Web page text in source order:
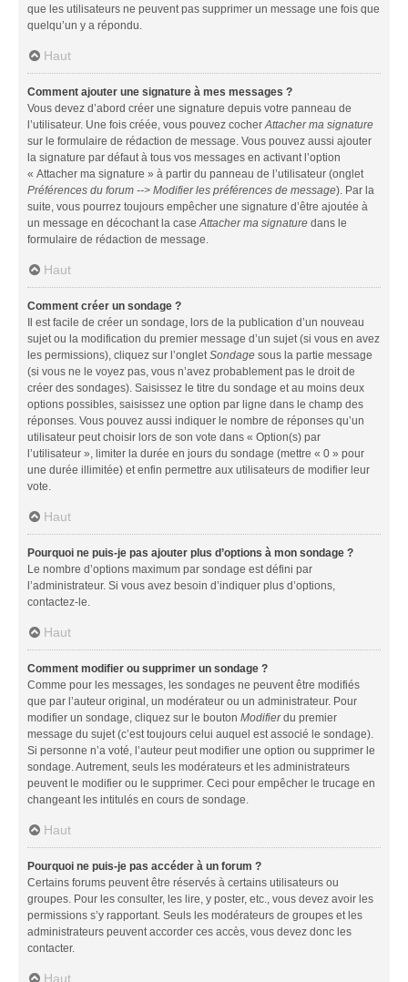
que les utilisateurs ne peuvent pas supprimer un message une fois que
quelqu’un y a répondu.
Haut
Comment ajouter une signature à mes messages ?
Vous devez d’abord créer une signature depuis votre panneau de
l’utilisateur. Une fois créée, vous pouvez cocherAttacher ma signature
sur le formulaire de rédaction de message. Vous pouvez aussi ajouter
la signature par défaut à tous vos messages en activant l’option
« Attacher ma signature » à partir du panneau de l’utilisateur (onglet
Préférences du forum --> Modifier les préférences de message). Par la
suite, vous pourrez toujours empêcher une signature d’être ajoutée à
un message en décochant la caseAttacher ma signature dans le
formulaire de rédaction de message.
Haut
Comment créer un sondage ?
Il est facile de créer un sondage, lors de la publication d’un nouveau
sujet ou la modification du premier message d’un sujet (si vous en avez
les permissions), cliquez sur l’ongletSondage sous la partie message
(si vous ne le voyez pas, vous n’avez probablement pas le droit de
créer des sondages). Saisissez le titre du sondage et au moins deux
options possibles, saisissez une option par ligne dans le champ des
réponses. Vous pouvez aussi indiquer le nombre de réponses qu’un
utilisateur peut choisir lors de son vote dans « Option(s) par
l’utilisateur », limiter la durée en jours du sondage (mettre « 0 » pour
une durée illimitée) et enfin permettre aux utilisateurs de modifier leur
vote.
Haut
Pourquoi ne puis-je pas ajouter plus d’options à mon sondage ?
Le nombre d’options maximum par sondage est défini par
l’administrateur. Si vous avez besoin d’indiquer plus d’options,
contactez-le.
Haut
Comment modifier ou supprimer un sondage ?
Comme pour les messages, les sondages ne peuvent être modifiés
que par l’auteur original, un modérateur ou un administrateur. Pour
modifier un sondage, cliquez sur le bouton Modifierdu premier
message du sujet (c’est toujours celui auquel est associé le sondage).
Si personne n’a voté, l’auteur peut modifier une option ou supprimer le
sondage. Autrement, seuls les modérateurs et les administrateurs
peuvent le modifier ou le supprimer. Ceci pour empêcher le trucage en
changeant les intitulés en cours de sondage.
Haut
Pourquoi ne puis-je pas accéder à un forum ?
Certains forums peuvent être réservés à certains utilisateurs ou
groupes. Pour les consulter, les lire, y poster, etc., vous devez avoir les
permissions s’y rapportant. Seuls les modérateurs de groupes et les
administrateurs peuvent accorder ces accès, vous devez donc les
contacter.
Haut